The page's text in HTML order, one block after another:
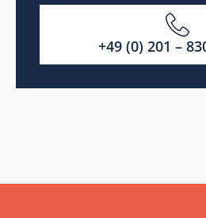
+49 (0) 201 –